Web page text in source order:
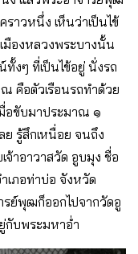
าวหนึ่ง เห็นว่าเป็นไข้
มืองหลวงพระบางนั้น
ทั้งๆ ที่เป็นไข้อยู่ นั่งรถ
คือตัวเรือนรถทำด้วย
อขับมาประมาณ ๑
ย รู้สึกเหนื่อย จนถึง
จ้าอาวาสวัด อูบมุง ชื่อ
เภอท่าบ่อ จังหวัด
ย์พุฒก็ออกไปจากวัดอู
กับพระมหาอ่ำ